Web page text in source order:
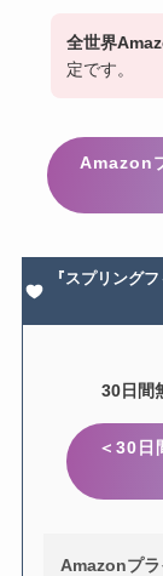
全世界
定です。
Amazon
『スプリング
30日間
＜30日
Amazonプラ